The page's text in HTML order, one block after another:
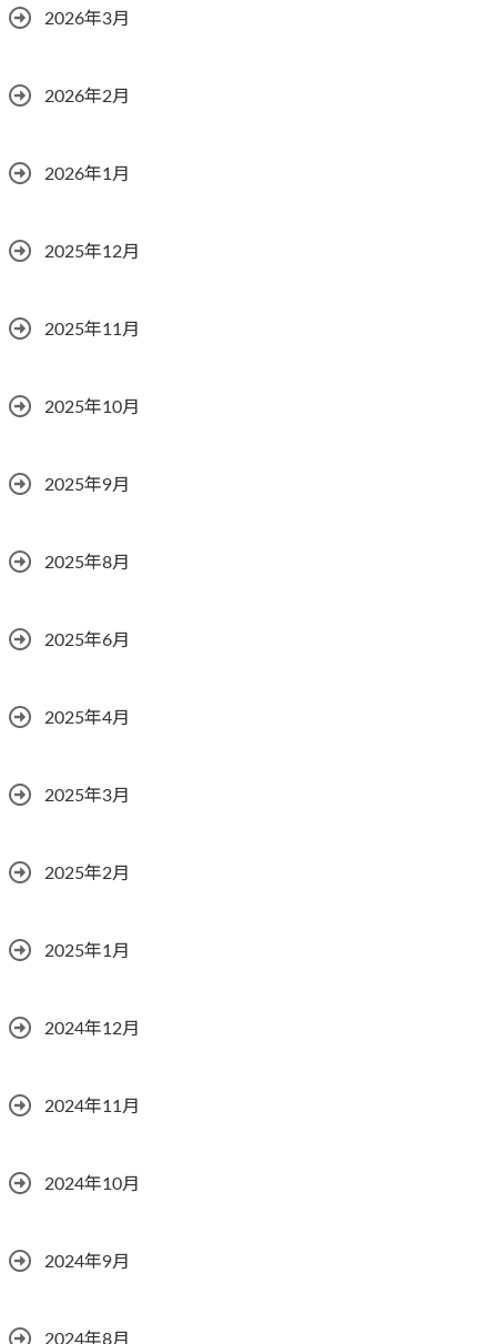
2026年3月
2026年2月
2026年1月
2025年12月
2025年11月
2025年10月
2025年9月
2025年8月
2025年6月
2025年4月
2025年3月
2025年2月
2025年1月
2024年12月
2024年11月
2024年10月
2024年9月
2024年8月